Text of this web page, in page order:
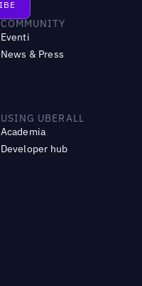
COMMUNITY
Eventi
News & Press
USING UBERALL
Academia
Developer hub